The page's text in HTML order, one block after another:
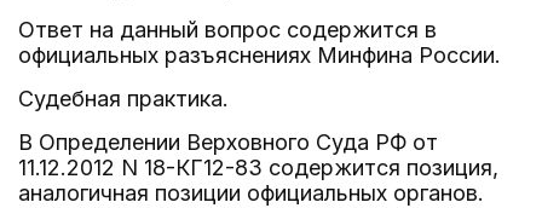
Ответ на данный вопрос содержится в
официальных разъяснениях Минфина России.
Судебная практика.
В Определении Верховного Суда РФ от
11.12.2012 N 18-КГ12-83 содержится позиция,
аналогичная позиции официальных органов.